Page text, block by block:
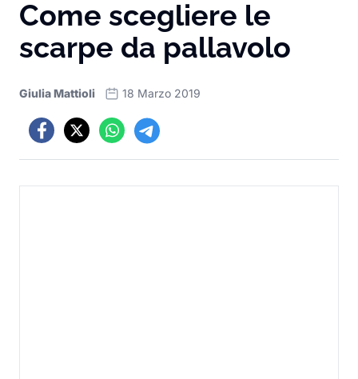
Come scegliere le
scarpe da pallavolo
Giulia Mattioli 18 Marzo 2019